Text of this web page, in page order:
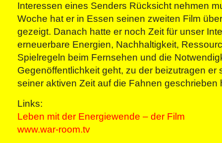
Interessen eines Senders Rücksicht nehmen
Woche hat er in Essen seinen zweiten Film
gezeigt. Danach hatte er noch Zeit für unser
erneuerbare Energien, Nachhaltigkeit,
Spielregeln beim Fernsehen und die
Gegenöffentlichkeit geht, zu der beizutragen er
seiner aktiven Zeit auf die Fahnen geschrieben
Links:
Leben mit der Energiewende – der Film
www.war-room.tv